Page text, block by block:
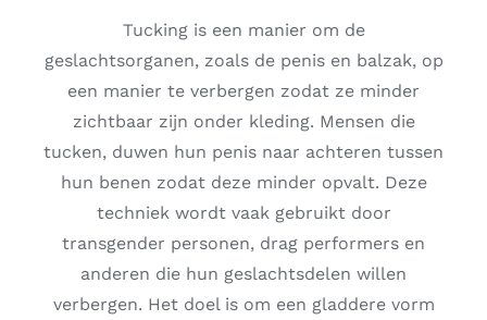
Tucking is een manier om de
geslachtsorganen, zoals de penis en balzak, op
een manier te verbergen zodat ze minder
zichtbaar zijn onder kleding. Mensen die
tucken, duwen hun penis naar achteren tussen
hun benen zodat deze minder opvalt. Deze
techniek wordt vaak gebruikt door
transgender personen, drag performers en
anderen die hun geslachtsdelen willen
verbergen. Het doel is om een gladdere vorm